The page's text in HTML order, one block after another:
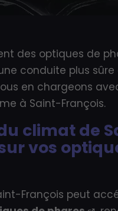
des optiques de
conduite plus sûre
en chargeons
à Saint-François.
climat de
vos
François peut